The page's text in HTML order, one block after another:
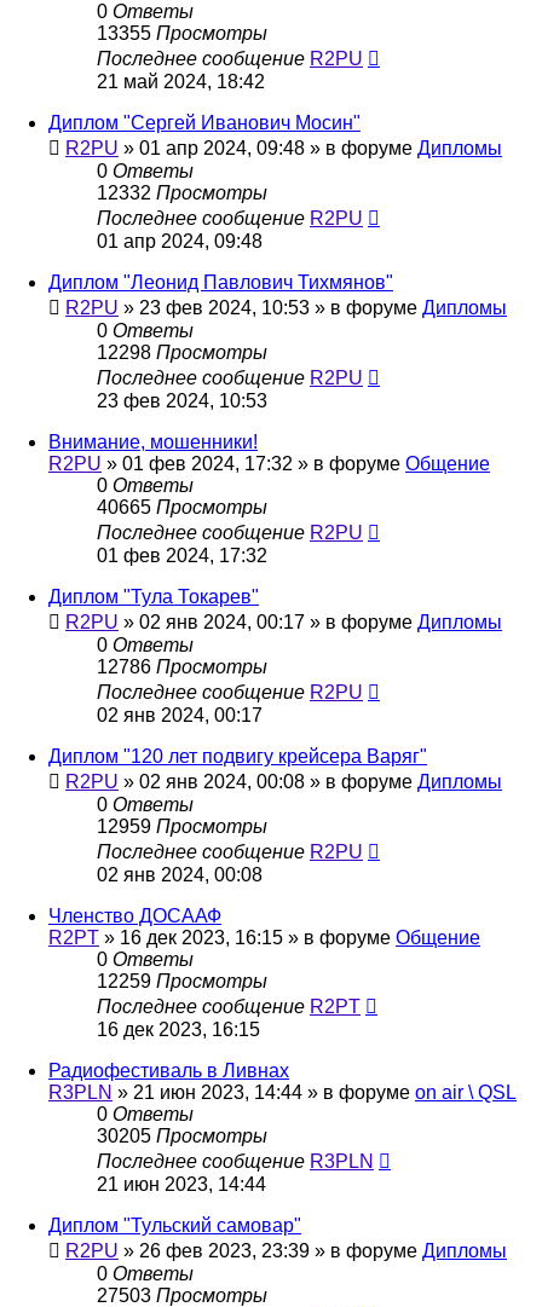
0 Ответы
13355 Просмотры
Последнее сообщение R2PU
21 май 2024, 18:42
Диплом "Сергей Иванович Мосин"
R2PU » 01 апр 2024, 09:48 » в форуме Дипломы
0 Ответы
12332 Просмотры
Последнее сообщение R2PU
01 апр 2024, 09:48
Диплом "Леонид Павлович Тихмянов"
R2PU » 23 фев 2024, 10:53 » в форуме Дипломы
0 Ответы
12298 Просмотры
Последнее сообщение R2PU
23 фев 2024, 10:53
Внимание, мошенники!
R2PU » 01 фев 2024, 17:32 » в форуме Общение
0 Ответы
40665 Просмотры
Последнее сообщение R2PU
01 фев 2024, 17:32
Диплом "Тула Токарев"
R2PU » 02 янв 2024, 00:17 » в форуме Дипломы
0 Ответы
12786 Просмотры
Последнее сообщение R2PU
02 янв 2024, 00:17
Диплом "120 лет подвигу крейсера Варяг"
R2PU » 02 янв 2024, 00:08 » в форуме Дипломы
0 Ответы
12959 Просмотры
Последнее сообщение R2PU
02 янв 2024, 00:08
Членство ДОСААФ
R2PT » 16 дек 2023, 16:15 » в форуме Общение
0 Ответы
12259 Просмотры
Последнее сообщение R2PT
16 дек 2023, 16:15
Радиофестиваль в Ливнах
R3PLN » 21 июн 2023, 14:44 » в форуме on air \ QSL
0 Ответы
30205 Просмотры
Последнее сообщение R3PLN
21 июн 2023, 14:44
Диплом "Тульский самовар"
R2PU » 26 фев 2023, 23:39 » в форуме Дипломы
0 Ответы
27503 Просмотры